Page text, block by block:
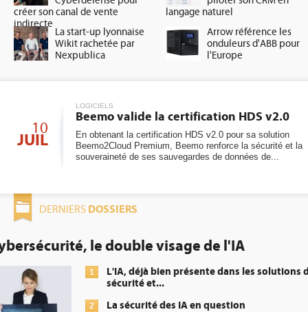
créer son canal de vente
indirecte
langage naturel
La start-up lyonnaise
Wikit rachetée par
Nexpublica
Arrow référence les
onduleurs d'ABB pour
l'Europe
10
JUIL
LOGICIELS
Beemo valide la certification HDS v2.0
En obtenant la certification HDS v2.0 pour sa solution
Beemo2Cloud Premium, Beemo renforce la sécurité et la
souveraineté de ses sauvegardes de données de...
DERNIERS DOSSIERS
le double visage de l'IA
L'IA, déjà bien présente dans les solutions de
sécurité et...
2 La sécurité des IA en question